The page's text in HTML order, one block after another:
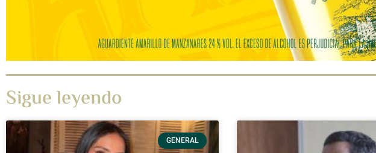
Sigue leyendo
GENERAL